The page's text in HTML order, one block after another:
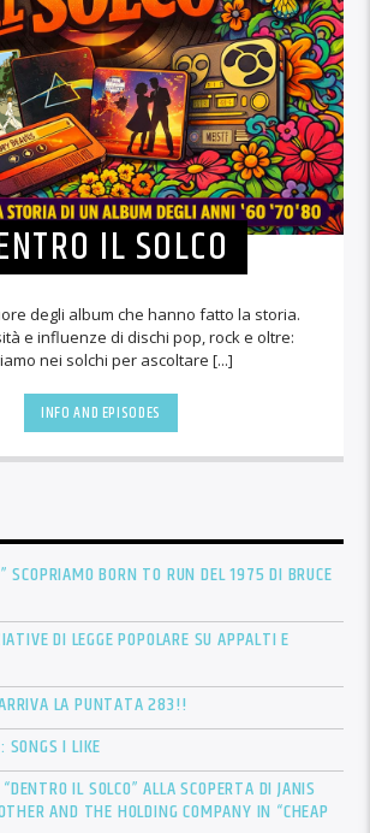
IL SOLCO
degli album che hanno fatto la storia.
e influenze di dischi pop, rock e oltre:
nei solchi per ascoltare [...]
INFO AND EPISODES
SCOPRIAMO BORN TO RUN DEL 1975 DI BRUCE
DI LEGGE POPOLARE SU APPALTI E
LA PUNTATA 283!!
SONGS I LIKE
IL SOLCO” ALLA SCOPERTA DI JANIS
AND THE HOLDING COMPANY IN “CHEAP